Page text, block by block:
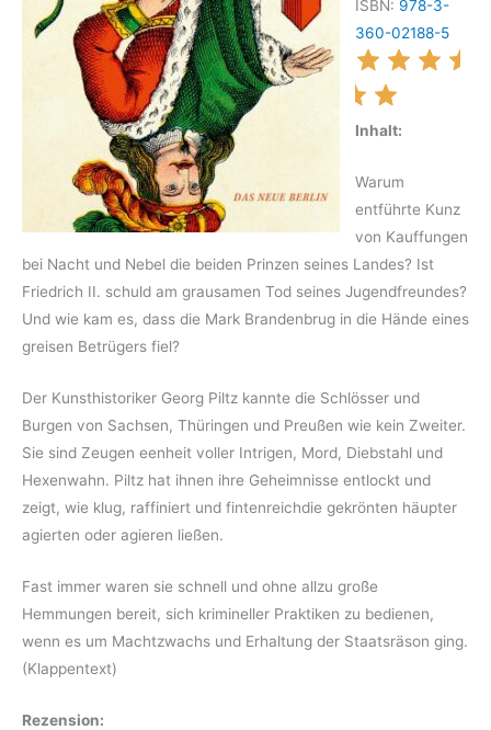
ISBN: 978-3-
360-02188-5
Inhalt:
Warum
entführte Kunz
von Kauffungen
bei Nacht und Nebel die beiden Prinzen seines Landes? Ist
Friedrich II. schuld am grausamen Tod seines Jugendfreundes?
Und wie kam es, dass die Mark Brandenbrug in die Hände eines
greisen Betrügers fiel?
Der Kunsthistoriker Georg Piltz kannte die Schlösser und
Burgen von Sachsen, Thüringen und Preußen wie kein Zweiter.
Sie sind Zeugen eenheit voller Intrigen, Mord, Diebstahl und
Hexenwahn. Piltz hat ihnen ihre Geheimnisse entlockt und
zeigt, wie klug, raffiniert und fintenreichdie gekrönten häupter
agierten oder agieren ließen.
Fast immer waren sie schnell und ohne allzu große
Hemmungen bereit, sich krimineller Praktiken zu bedienen,
wenn es um Machtzwachs und Erhaltung der Staatsräson ging.
(Klappentext)
Rezension: